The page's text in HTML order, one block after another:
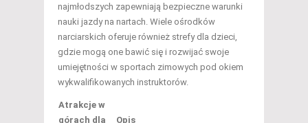
najmłodszych zapewniają bezpieczne warunki
nauki jazdy na nartach. Wiele ośrodków
narciarskich oferuje również strefy dla dzieci,
gdzie mogą one bawić się i rozwijać swoje
umiejętności w sportach zimowych pod okiem
wykwalifikowanych instruktorów.
Atrakcje w
górach dla
Opis